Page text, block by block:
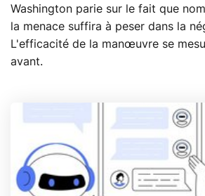
Washington parie sur le fait que
la menace suffira à peser dans la
L'efficacité de la manœuvre se
avant.